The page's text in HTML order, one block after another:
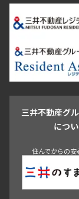
芝浦・汐留・品川
池尻大橋・三軒茶屋
駒沢・用賀・二子
青山 渋谷 東
豊島区
杉並区
葛飾区
江戸川区
三井不動産グ
につ
住んでからの安